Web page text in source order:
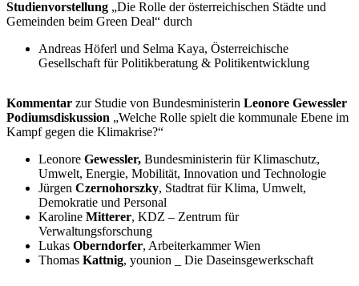
Studienvorstellung „Die Rolle der österreichischen Städte und
Gemeinden beim Green Deal“ durch
Andreas Höferl und Selma Kaya, Österreichische
Gesellschaft für Politikberatung & Politikentwicklung
Kommentar zur Studie von Bundesministerin Leonore Gewessler
Podiumsdiskussion „Welche Rolle spielt die kommunale Ebene im
Kampf gegen die Klimakrise?“
Leonore Gewessler, Bundesministerin für Klimaschutz,
Umwelt, Energie, Mobilität, Innovation und Technologie
Jürgen Czernohorszky, Stadtrat für Klima, Umwelt,
Demokratie und Personal
Karoline Mitterer, KDZ – Zentrum für
Verwaltungsforschung
Lukas Oberndorfer, Arbeiterkammer Wien
Thomas Kattnig, younion _ Die Daseinsgewerkschaft